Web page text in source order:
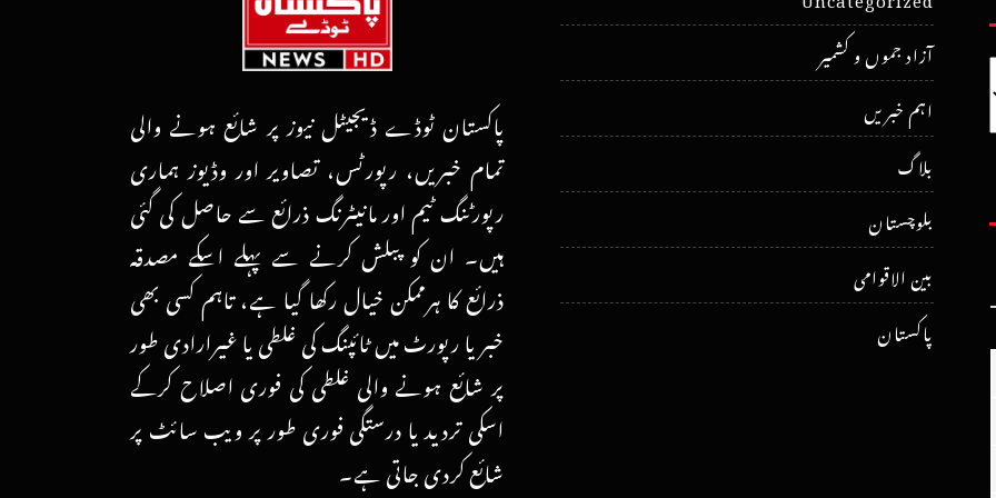
پاکستان ٹوڈے ڈیجیٹل نیوز پر شائع ہونے والی
تمام خبریں، رپورٹس، تصاویر اور وڈیوز ہماری
رپورٹنگ ٹیم اور مانیٹرنگ ذرائع سے حاصل کی گئی
ہیں۔ ان کو پبلش کرنے سے پہلے اسکے مصدقہ
ذرائع کا ہرممکن خیال رکھا گیا ہے، تاہم کسی بھی
خبر یا رپورٹ میں ٹائپنگ کی غلطی یا غیرارادی طور
پر شائع ہونے والی غلطی کی فوری اصلاح کرکے
اسکی تردید یا درستگی فوری طور پر ویب سائٹ پر
شائع کردی جاتی ہے۔
آزاد جموں و کشمیر
اہم خبریں
بلاگ
بلوچستان
بین الاقوامی
پاکستان